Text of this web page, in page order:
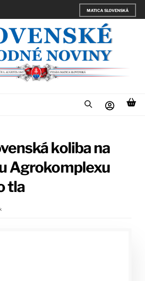
MATICA SLOVENSKÁ
koliba na
Agrokomplexu
tla